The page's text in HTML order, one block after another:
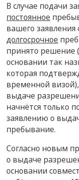
В случае подачи
постоянное
вашего
долгосрочное
принято решение
основании так
которая
временной
выдаче
начнётся только
заявлению о
пребывание.
Согласно новым
о выдаче
основании